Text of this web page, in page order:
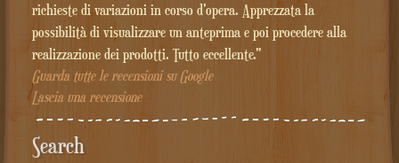
richieste di variazioni in corso d'opera. Apprezzata la
possibilità di visualizzare un anteprima e poi procedere alla
realizzazione dei prodotti. Tutto eccellente."
Guarda tutte le recensioni su Google
Lascia una recensione
Search